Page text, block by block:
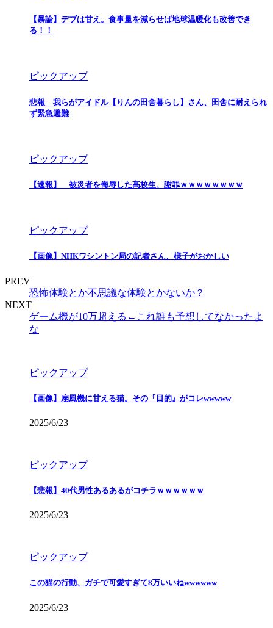
【暴論】デブは甘え。食事量を減らせば地球温暖化も改善でき
る！！
ピックアップ
悲報 我らがアイドル【りんの田舎暮らし】さん、田舎に耐えられ
ず緊急避難
ピックアップ
【速報】 被災者を侮辱した高校生、謝罪ｗｗｗｗｗｗｗｗ
ピックアップ
【画像】NHKワシントン局の記者さん、様子がおかしい
PREV
恐怖体験とか不思議な体験とかないか？
NEXT
ゲーム機が10万超える←これ誰も予想してなかったよ
な
ピックアップ
【画像】扇風機に甘える猫。その『目的』がコレwwwww
2025/6/23
ピックアップ
【悲報】40代男性あるあるがコチラｗｗｗｗｗｗ
2025/6/23
ピックアップ
この猫の行動、ガチで可愛すぎて8万いいねwwwwww
2025/6/23